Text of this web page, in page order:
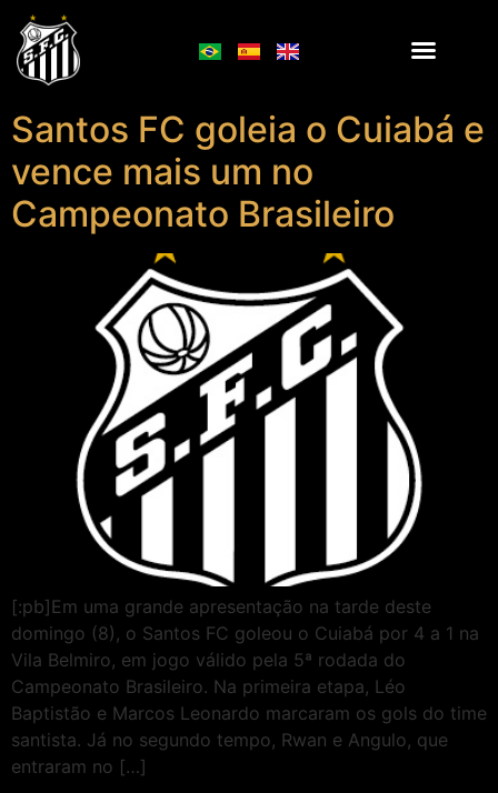
Santos FC goleia o Cuiabá e
vence mais um no
Campeonato Brasileiro
[:pb]Em uma grande apresentação na tarde deste
domingo (8), o Santos FC goleou o Cuiabá por 4 a 1 na
Vila Belmiro, em jogo válido pela 5ª rodada do
Campeonato Brasileiro. Na primeira etapa, Léo
Baptistão e Marcos Leonardo marcaram os gols do time
santista. Já no segundo tempo, Rwan e Angulo, que
entraram no […]